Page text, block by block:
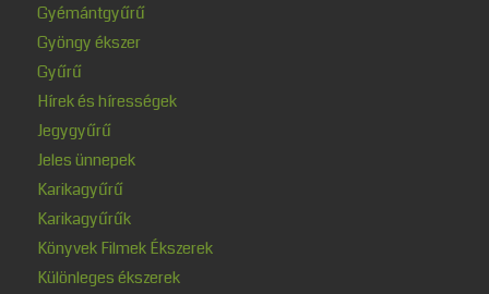
Gyémántgyűrű
Gyöngy ékszer
Gyűrű
Hírek és hírességek
Jegygyűrű
Jeles ünnepek
Karikagyűrű
Karikagyűrűk
Könyvek Filmek Ékszerek
Különleges ékszerek